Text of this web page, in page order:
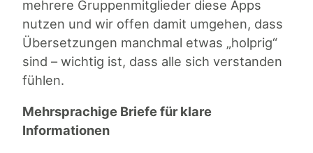
mehrere Gruppenmitglieder diese Apps
nutzen und wir offen damit umgehen, dass
Übersetzungen manchmal etwas „holprig“
sind – wichtig ist, dass alle sich verstanden
fühlen.
Mehrsprachige Briefe für klare
Informationen